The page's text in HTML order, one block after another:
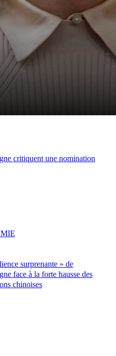
critiquent une nomination
surprenante » de
face à la forte hausse des
chinoises